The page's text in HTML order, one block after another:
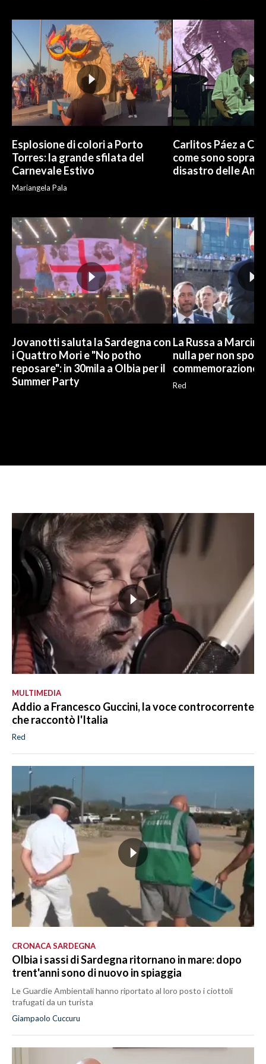
INFO AZIENDE
ABBONATI
ANNUNCI
NECROLOGI
PUBBLICITÀ
SPIAGGE
Esplosione di colori a Porto
Torres: la grande sfilata del
Carnevale Estivo
Mariangela Pala
Carlitos Páez a
come sono
disastro delle
Jovanotti saluta la Sardegna con
i Quattro Mori e "No potho
reposare": in 30mila a Olbia per il
Summer Party
La Russa a
nulla per non
commemorazione
Red
MULTIMEDIA
Addio a Francesco Guccini, la voce controcorrente
che raccontò l'Italia
Red
CRONACA SARDEGNA
Olbia i sassi di Sardegna ritornano in mare: dopo
trent'anni sono di nuovo in spiaggia
Le Guardie Ambientali hanno riportato al loro posto i ciottoli
trafugati da un turista
Giampaolo Cuccuru